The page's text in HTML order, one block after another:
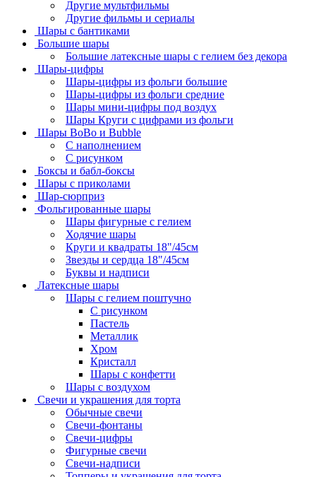
Другие мультфильмы
Другие фильмы и сериалы
Шары с бантиками
Большие шары
Большие латексные шары с гелием без декора
Шары-цифры
Шары-цифры из фольги большие
Шары-цифры из фольги средние
Шары мини-цифры под воздух
Шары Круги с цифрами из фольги
Шары BoBo и Bubble
С наполнением
С рисунком
Боксы и бабл-боксы
Шары с приколами
Шар-сюрприз
Фольгированные шары
Шары фигурные с гелием
Ходячие шары
Круги и квадраты 18"/45см
Звезды и сердца 18"/45см
Буквы и надписи
Латексные шары
Шары с гелием поштучно
С рисунком
Пастель
Металлик
Хром
Кристалл
Шары с конфетти
Шары с воздухом
Свечи и украшения для торта
Обычные свечи
Свечи-фонтаны
Свечи-цифры
Фигурные свечи
Свечи-надписи